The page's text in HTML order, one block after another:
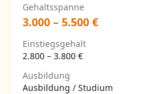
Gehaltsspanne
3.000 – 5.500 €
Einstiegsgehalt
2.800 – 3.800 €
Ausbildung
Ausbildung / Studium